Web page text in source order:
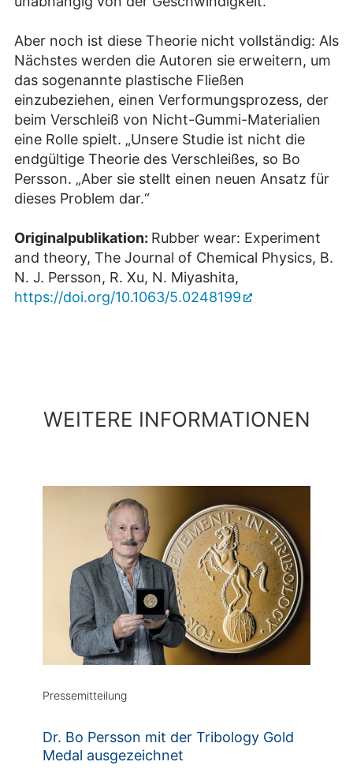
Aber noch ist diese Theorie nicht vollständig: Als
Nächstes werden die Autoren sie erweitern, um
das sogenannte plastische Fließen
einzubeziehen, einen Verformungsprozess, der
beim Verschleiß von Nicht-Gummi-Materialien
eine Rolle spielt. „Unsere Studie ist nicht die
endgültige Theorie des Verschleißes, so Bo
Persson. „Aber sie stellt einen neuen Ansatz für
dieses Problem dar.“
Originalpublikation: Rubber wear: Experiment
and theory, The Journal of Chemical Physics, B.
N. J. Persson, R. Xu, N. Miyashita,
https://doi.org/10.1063/5.0248199
WEITERE INFORMATIONEN
Pressemitteilung
Dr. Bo Persson mit der Tribology Gold
Medal ausgezeichnet